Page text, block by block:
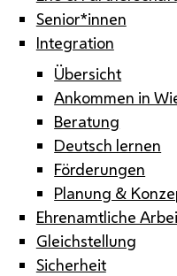
Senior*innen
Integration
Übersicht
Ankommen in
Beratung
Deutsch lernen
Förderungen
Planung &
Ehrenamtliche
Gleichstellung
Sicherheit